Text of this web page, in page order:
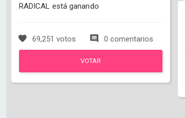
RADICAL está ganando
69,251 votos 0 comentarios
VOTAR